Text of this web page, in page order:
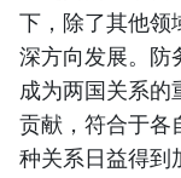
下，除了其他领
深方向发展。防
成为两国关系的
贡献，符合于各
种关系日益得到